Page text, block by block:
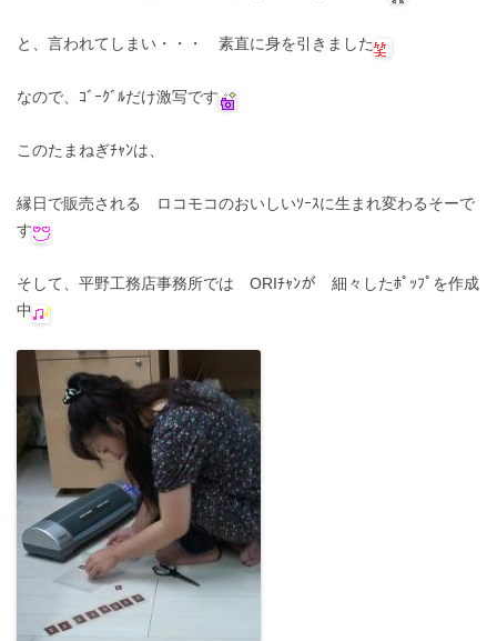
と、言われてしまい・・・ 素直に身を引きました
なので、ｺﾞｰｸﾞﾙだけ激写です
このたまねぎﾁｬﾝは、
縁日で販売される ロコモコのおいしいｿｰｽに生まれ変わるそーで
す
そして、平野工務店事務所では ORIﾁｬﾝが 細々したﾎﾟｯﾌﾟを作成
中